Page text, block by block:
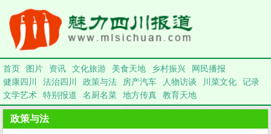
首页 图片 资讯 文化旅游 美食天地 乡村振兴
网民播报
健康四川
法治四川 政策与法 房产汽车 人物访谈 川菜文化
记录
文学艺术
特别报道 名厨名菜 地方传真 教育天地
政策与法